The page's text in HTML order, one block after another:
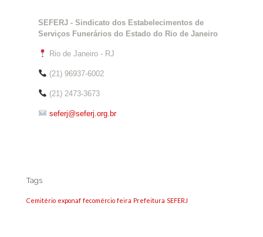
SEFERJ - Sindicato dos Estabelecimentos de
Serviços Funerários do Estado do Rio de Janeiro
Rio de Janeiro - RJ
(21) 96937-6002
(21) 2473-3673
seferj@seferj.org.br
Tags
Cemitério exponaf fecomércio feira Prefeitura SEFERJ